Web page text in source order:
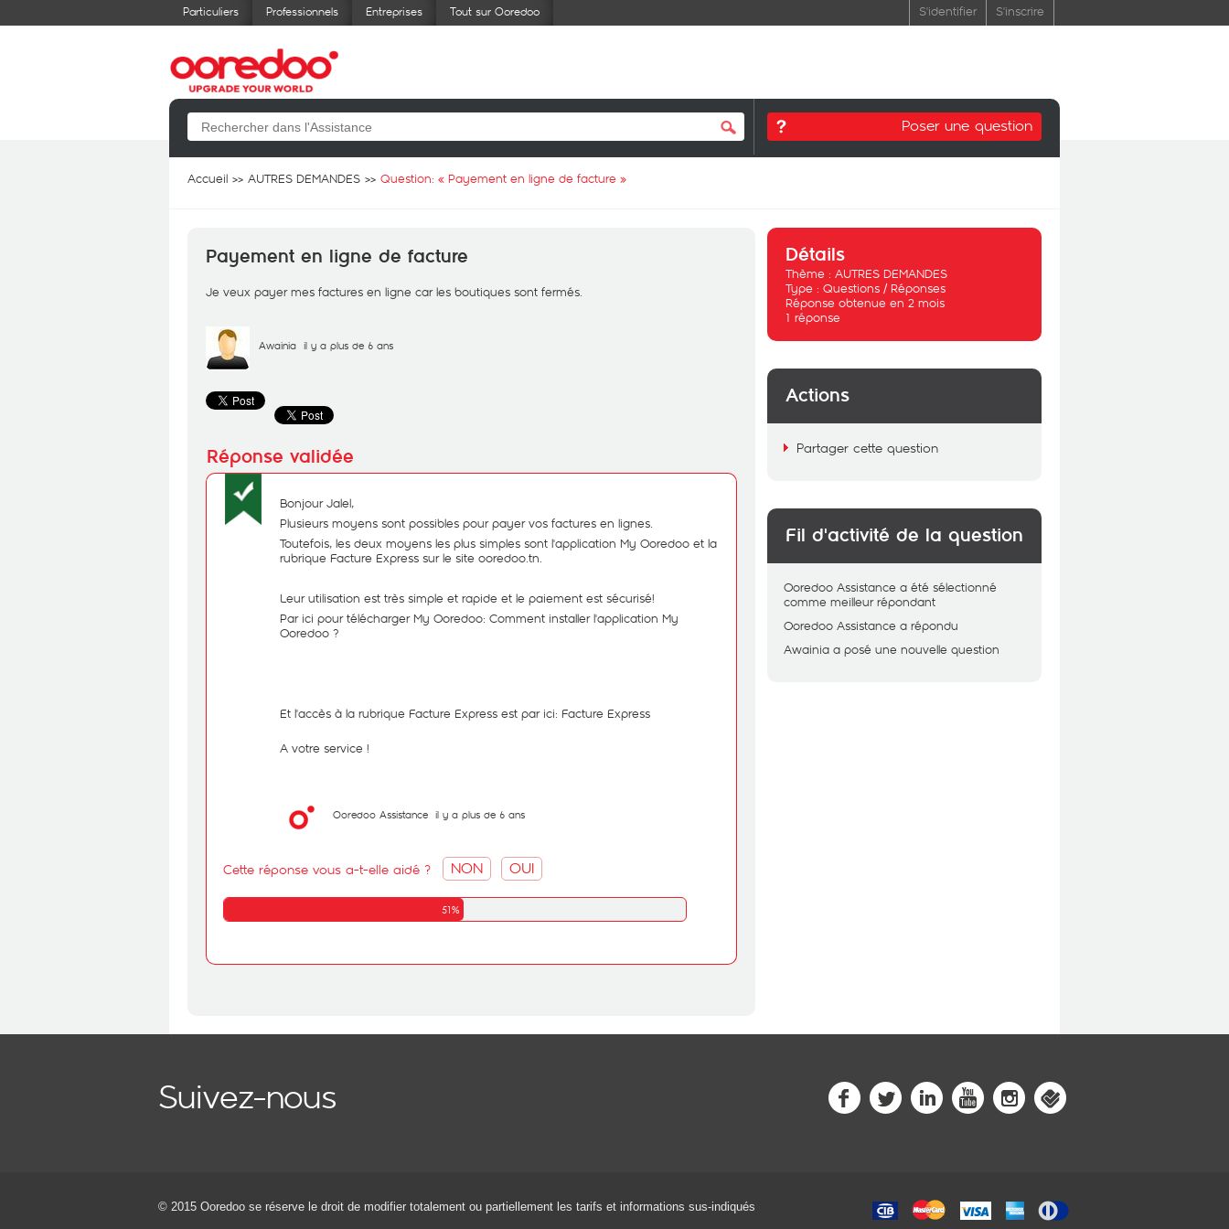
Particuliers Professionnels Entreprises Tout sur Ooredoo S'identifier S'inscrire
Poser une question
Accueil AUTRES DEMANDES Question: « Payement en ligne de facture »
Payement en ligne de facture
Je veux payer mes factures en ligne car les boutiques sont fermés.
Awainia il y a plus de 6 ans
Bonjour Jalel,
Plusieurs moyens sont possibles pour payer vos factures en lignes.
Toutefois, les deux moyens les plus simples sont l'application My Ooredoo et la
rubrique Facture Express sur le site ooredoo.tn.
Leur utilisation est très simple et rapide et le paiement est sécurisé!
Par ici pour télécharger My Ooredoo: Comment installer l'application My
Ooredoo ?
Et l'accès à la rubrique Facture Express est par ici: Facture Express
A votre service !
Ooredoo Assistance il y a plus de 6 ans
Cette réponse vous a-t-elle aidé ? NON OUI
51%
Détails
Thème : AUTRES DEMANDES
Type : Questions / Réponses
Réponse obtenue en 2 mois
1 réponse
Actions
Partager cette question
Fil d'activité de la question
Ooredoo Assistance a été sélectionné
comme meilleur répondant
Ooredoo Assistance a répondu
Awainia a posé une nouvelle question
Suivez-nous
© 2015 Ooredoo se réserve le droit de modifier totalement ou partiellement les tarifs et informations sus-indiqués